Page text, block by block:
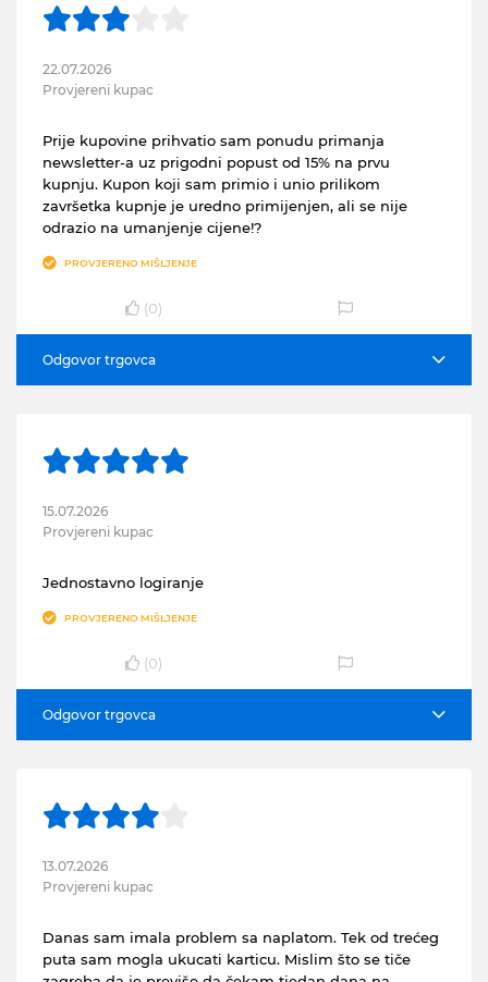
22.07.2026
Provjereni kupac
Prije kupovine prihvatio sam ponudu primanja
newsletter-a uz prigodni popust od 15% na prvu
kupnju. Kupon koji sam primio i unio prilikom
završetka kupnje je uredno primijenjen, ali se nije
odrazio na umanjenje cijene!?
PROVJERENO MIŠLJENJE
(0)
Odgovor trgovca
15.07.2026
Provjereni kupac
Jednostavno logiranje
PROVJERENO MIŠLJENJE
(0)
Odgovor trgovca
13.07.2026
Provjereni kupac
Danas sam imala problem sa naplatom. Tek od trećeg
puta sam mogla ukucati karticu. Mislim što se tiče